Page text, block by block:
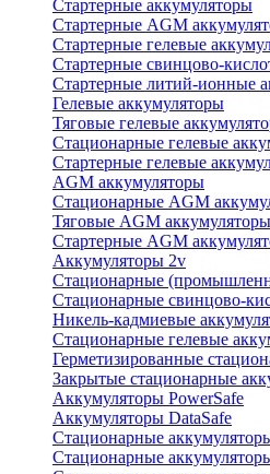
Стартерные аккумуляторы
Стартерные AGM
Стартерные гелевые
Стартерные свинцово-
Стартерные литий-ионные
Гелевые аккумуляторы
Тяговые гелевые
Стационарные гелевые
Стартерные гелевые
AGM аккумуляторы
Стационарные AGM
Тяговые AGM аккумуляторы
Стартерные AGM
Аккумуляторы 2v
Стационарные
Стационарные свинцово-
Никель-кадмиевые
Стационарные гелевые
Герметизированные
Закрытые стационарные
Аккумуляторы PowerSafe
Аккумуляторы DataSafe
Стационарные
Стационарные